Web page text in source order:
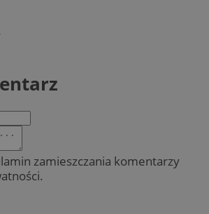
zamieszczania komentarzy